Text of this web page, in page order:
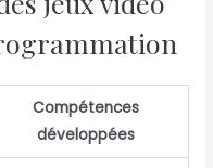
Compétences
développées